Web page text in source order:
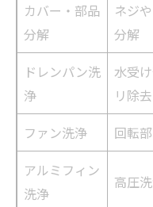
カバー・部品
分解
ネジ
分解
ドレンパン洗
浄
水受
リ除去
ファン洗浄 回転
アルミフィン
洗浄
高圧